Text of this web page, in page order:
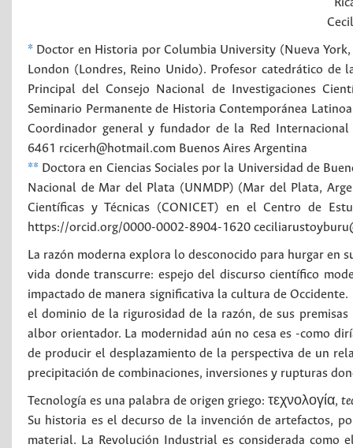
* Doctor en Historia por Columbia University (Nueva
London (Londres, Reino Unido). Profesor catedrático de
Principal del Consejo Nacional de Investigaciones
Seminario Permanente de Historia Contemporánea
Coordinador general y fundador de la Red
6461 rcicerh@hotmail.com Buenos Aires Argentina
** Doctora en Ciencias Sociales por la Universidad de
Nacional de Mar del Plata (UNMDP) (Mar del Plata,
Científicas y Técnicas (CONICET) en el Centro de
https://orcid.org/0000-0002-8904-1620
La razón moderna explora lo desconocido para hurgar
vida donde transcurre: espejo del discurso científico
impactado de manera significativa la cultura de
el dominio de la rigurosidad de la razón, de sus
albor orientador. La modernidad aún no cesa es -como
de producir el desplazamiento de la perspectiva de un
precipitación de combinaciones, inversiones y rupturas
Tecnología es una palabra de origen griego: τεχνολογία,
Su historia es el decurso de la invención de artefactos,
material. La Revolución Industrial es considerada